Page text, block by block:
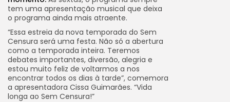
tem uma apresentação musical que deixa
o programa ainda mais atraente.
“Essa estreia da nova temporada do Sem
Censura será uma festa. Não só a abertura
como a temporada inteira. Teremos
debates importantes, diversão, alegria e
estou muito feliz de voltarmos a nos
encontrar todos os dias à tarde”, comemora
a apresentadora Cissa Guimarães. “Vida
longa ao Sem Censura!”